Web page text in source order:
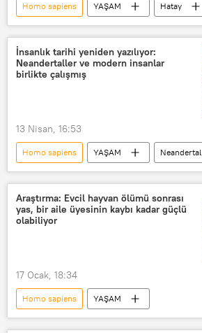
Homo sapiens YAŞAM
Hatay
Gaziantep Üniversitesi
Neandertal
neandertal genler
İnsanlık tarihi yeniden yazılıyor:
Neandertaller ve modern insanlar
birlikte çalışmış
13 Nisan, 16:53
Homo sapiens YAŞAM
Neandertal
Mağara
eşya Arkeoloji
Araştırma: Evcil hayvan ölümü sonrası
yas, bir aile üyesinin kaybı kadar güçlü
olabiliyor
17 Ocak, 18:34
Homo sapiens
YAŞAM
Birleşik Krallık
Evcil Hayvan